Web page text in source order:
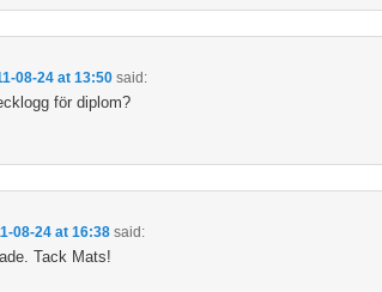
08-24 at 13:50 said:
för diplom?
08-24 at 16:38 said:
Tack Mats!